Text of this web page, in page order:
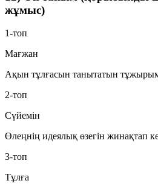
жұмыс)
1-топ
Мағжан
Ақын тұлғасын танытатын тұжырым,
2-топ
Сүйемін
Өлеңнің идеялық өзегін жинақтап
3-топ
Тұлға